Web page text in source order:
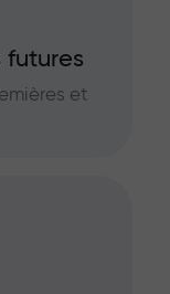
futures
et